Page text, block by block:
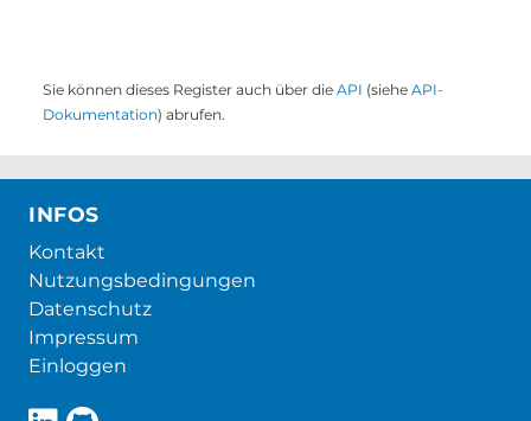
Sie können dieses Register auch über die API (siehe API-
Dokumentation) abrufen.
INFOS
Kontakt
Nutzungsbedingungen
Datenschutz
Impressum
Einloggen